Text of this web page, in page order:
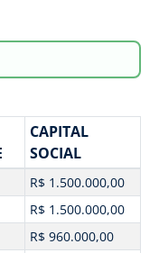
CAPITAL
SOCIAL
R$ 1.500.000,00
R$ 1.500.000,00
R$ 960.000,00